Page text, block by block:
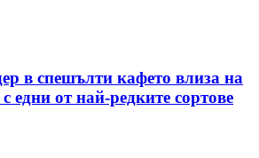
в спешълти кафето влиза на
едни от най-редките сортове